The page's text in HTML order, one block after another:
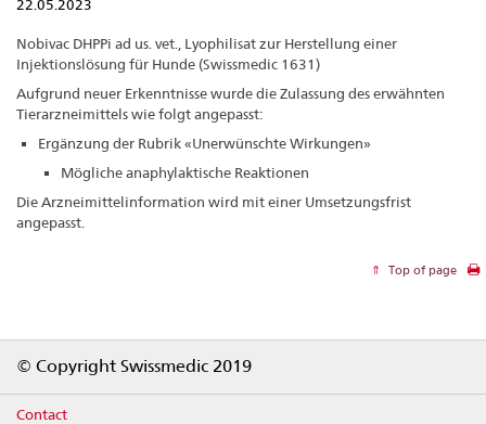
22.05.2023
Nobivac DHPPi ad us. vet., Lyophilisat zur Herstellung einer
Injektionslösung für Hunde (Swissmedic 1631)
Aufgrund neuer Erkenntnisse wurde die Zulassung des erwähnten
Tierarzneimittels wie folgt angepasst:
Ergänzung der Rubrik «Unerwünschte Wirkungen»
Mögliche anaphylaktische Reaktionen
Die Arzneimittelinformation wird mit einer Umsetzungsfrist
angepasst.
Top of page
© Copyright Swissmedic 2019
Contact